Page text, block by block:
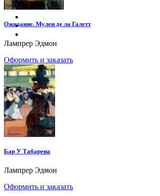
Ожидание. Мулен де ла Галетт
Лампрер Эдмон
Оформить и заказать
Бар У Табарена
Лампрер Эдмон
Оформить и заказать